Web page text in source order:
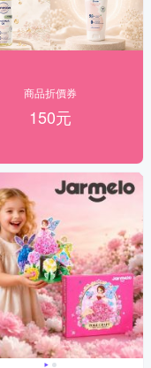
商品折價券
150元